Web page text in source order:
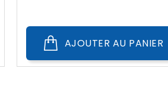
AJOUTER AU PANIER